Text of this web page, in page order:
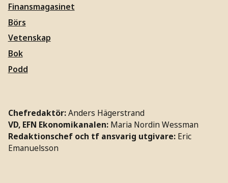
Finansmagasinet
Börs
Vetenskap
Bok
Podd
Chefredaktör:Anders Hägerstrand
VD, EFN Ekonomikanalen: Maria Nordin Wessman
Redaktionschef och tf ansvarig utgivare: Eric
Emanuelsson